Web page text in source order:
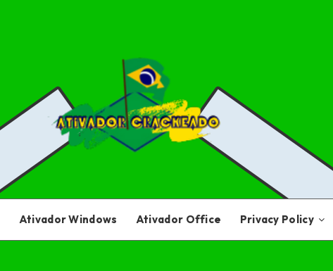
Ativador Windows Ativador Office Privacy Policy